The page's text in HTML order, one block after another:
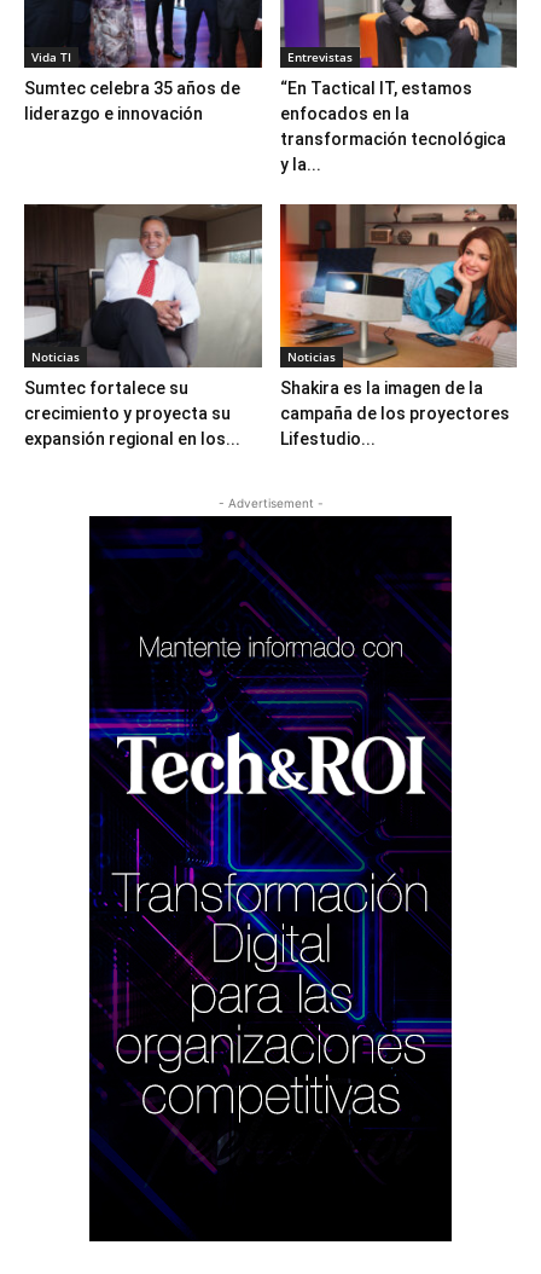
Vida TI
Sumtec celebra 35 años de
liderazgo e innovación
Entrevistas
“En Tactical IT, estamos
enfocados en la
transformación tecnológica
y la...
Noticias
Sumtec fortalece su
crecimiento y proyecta su
expansión regional en los...
Noticias
Shakira es la imagen de la
campaña de los proyectores
Lifestudio...
- Advertisement -